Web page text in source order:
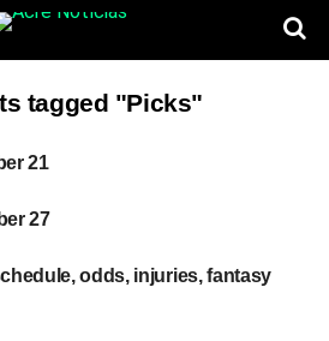
tagged "Picks"
21
27
odds, injuries, fantasy